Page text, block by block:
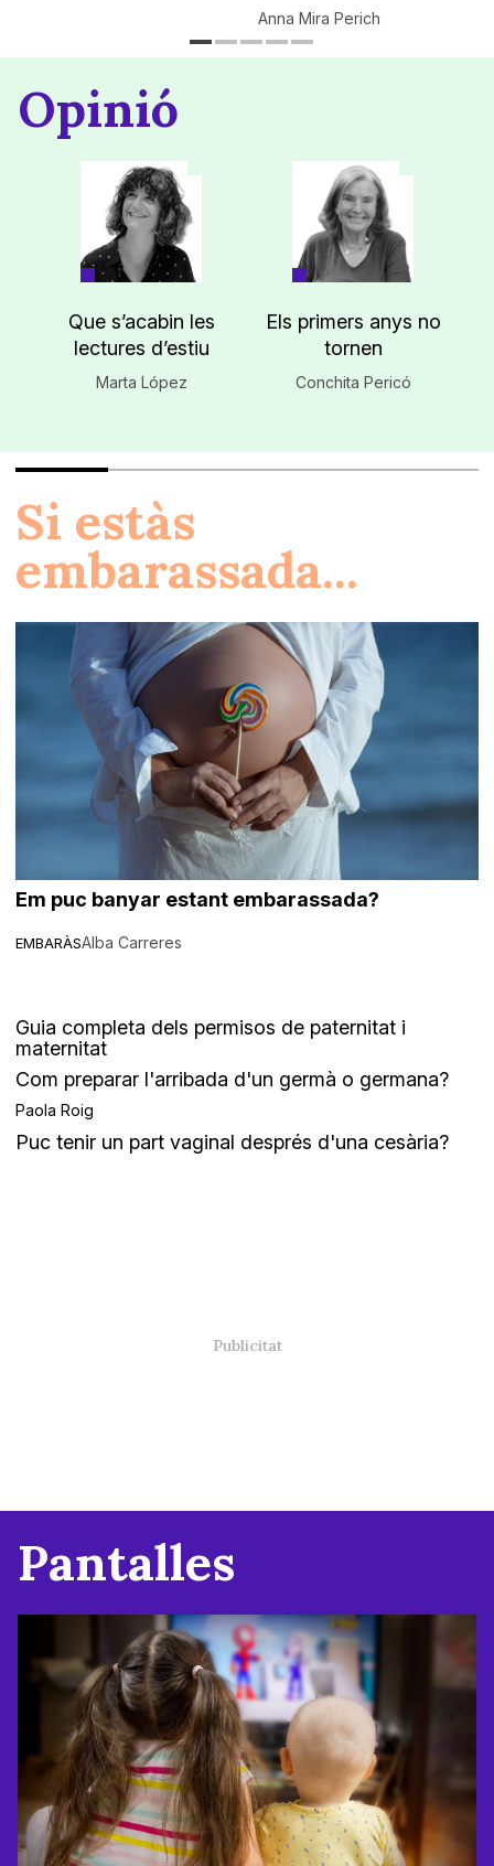
Anna Mira Perich
Opinió
Que s’acabin les
lectures d’estiu
Marta López
Els primers anys no
tornen
Conchita Pericó
Si estàs
embarassada...
EMBARÀS
Em puc banyar estant embarassada?
Alba Carreres
Guia completa dels permisos de paternitat i
maternitat
Com preparar l'arribada d'un germà o germana?
Paola Roig
Puc tenir un part vaginal després d'una cesària?
Pantalles